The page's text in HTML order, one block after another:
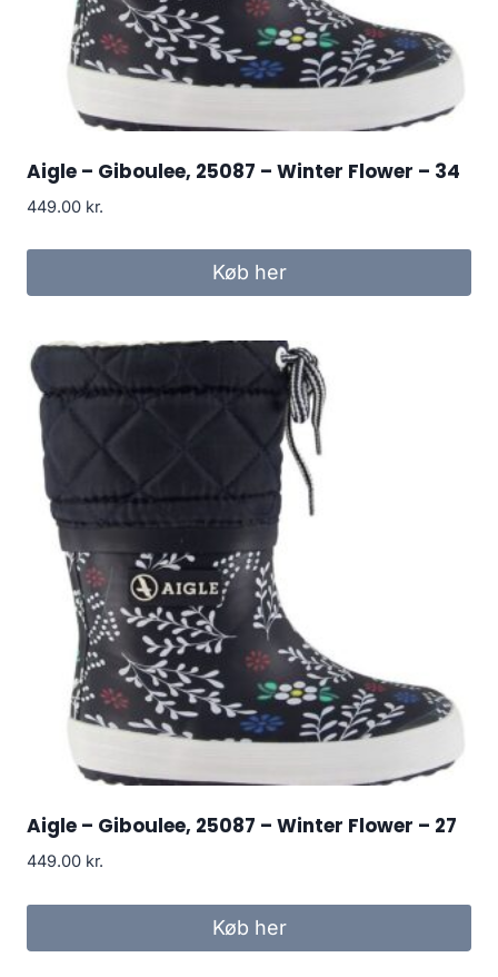
Aigle – Giboulee, 25087 – Winter Flower – 34
449.00 kr.
Køb her
Aigle – Giboulee, 25087 – Winter Flower – 27
449.00 kr.
Køb her